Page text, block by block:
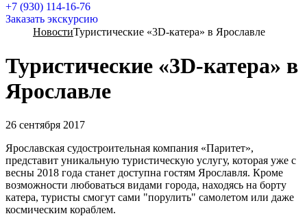
+7 (930) 114-16-76
Заказать экскурсию
НовостиТуристические «3D-катера» в Ярославле
Туристические «3D-катера» в
Ярославле
26 сентября 2017
Ярославская судостроительная компания «Паритет»,
представит уникальную туристическую услугу, которая уже с
весны 2018 года станет доступна гостям Ярославля. Кроме
возможности любоваться видами города, находясь на борту
катера, туристы смогут сами "порулить" самолетом или даже
космическим кораблем.